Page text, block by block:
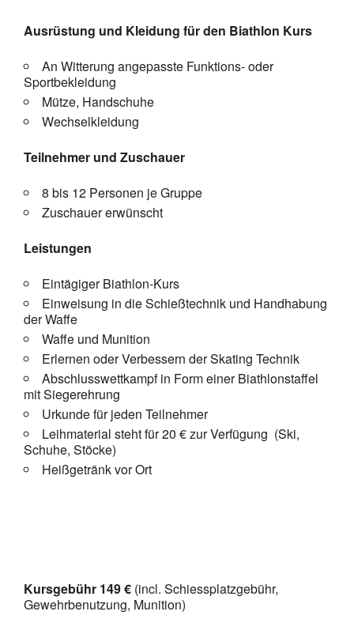
Ausrüstung und Kleidung für den Biathlon Kurs
An Witterung angepasste Funktions- oder
Sportbekleidung
Mütze, Handschuhe
Wechselkleidung
Teilnehmer und Zuschauer
8 bis 12 Personen je Gruppe
Zuschauer erwünscht
Leistungen
Eintägiger Biathlon-Kurs
Einweisung in die Schießtechnik und Handhabung
der Waffe
Waffe und Munition
Erlernen oder Verbessern der Skating Technik
Abschlusswettkampf in Form einer Biathlonstaffel
mit Siegerehrung
Urkunde für jeden Teilnehmer
Leihmaterial steht für 20 € zur Verfügung (Ski,
Schuhe, Stöcke)
Heißgetränk vor Ort
Kursgebühr 149 € (incl. Schiessplatzgebühr,
Gewehrbenutzung, Munition)